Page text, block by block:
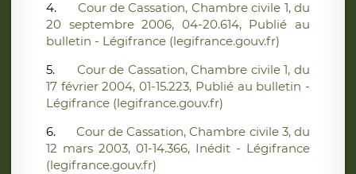
4.
Cour de Cassation, Chambre civile 1, du
20 septembre 2006, 04-20.614, Publié au
bulletin - Légifrance (legifrance.gouv.fr)
5.
Cour de Cassation, Chambre civile 1, du
17 février 2004, 01-15.223, Publié au bulletin -
Légifrance (legifrance.gouv.fr)
6.
Cour de Cassation, Chambre civile 3, du
12 mars 2003, 01-14.366, Inédit - Légifrance
(legifrance.gouv.fr)